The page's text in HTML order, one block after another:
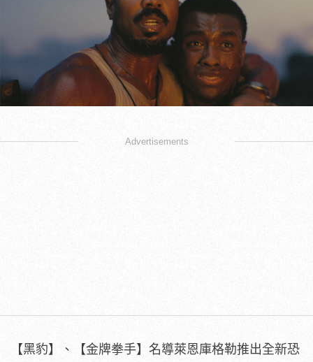
Advertisements
【黑豹】、【金牌拳手】名導萊恩庫格勒推出全新恐